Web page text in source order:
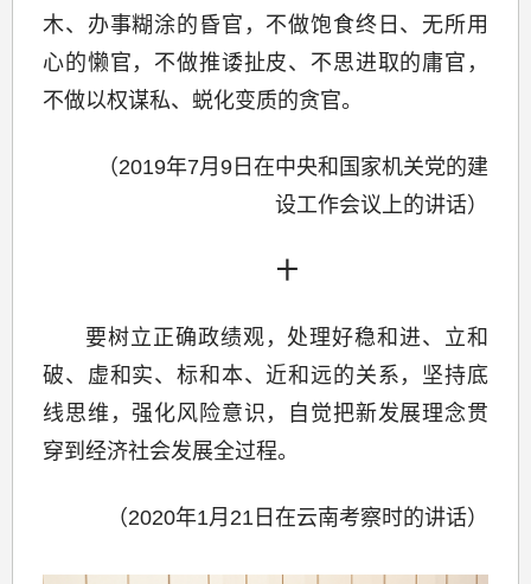
木、办事糊涂的昏官，不做饱食终日、无所用
心的懒官，不做推诿扯皮、不思进取的庸官，
不做以权谋私、蜕化变质的贪官。
（2019年7月9日在中央和国家机关党的建
设工作会议上的讲话）
十
要树立正确政绩观，处理好稳和进、立和
破、虚和实、标和本、近和远的关系，坚持底
线思维，强化风险意识，自觉把新发展理念贯
穿到经济社会发展全过程。
（2020年1月21日在云南考察时的讲话）